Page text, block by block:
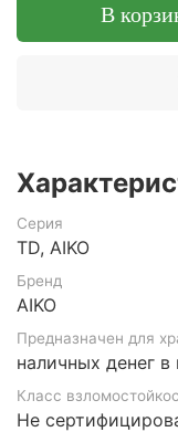
В
Серия
TD, AIKO
Бренд
AIKO
Предназначен для
наличных денег
Класс
Не